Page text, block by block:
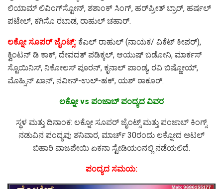
ಲಿಯಾಮ್ ಲಿವಿಂಗ್‌ಸ್ಟೋನ್, ಶಶಾಂಕ್ ಸಿಂಗ್, ಹರ್‌ಪ್ರೀತ್ ಬ್ರಾರ್, ಹರ್ಷಲ್
ಪಟೇಲ್, ಕಗಿಸೊ ರಬಾಡ, ರಾಹುಲ್ ಚಹಾರ್.
ಲಕ್ನೋ ಸೂಪರ್ ಜೈಂಟ್ಸ್: ಕೆಎಲ್ ರಾಹುಲ್ (ನಾಯಕ/ ವಿಕೆಟ್ ಕೀಪರ್),
ಕ್ವಿಂಟನ್ ಡಿ ಕಾಕ್, ದೇವದತ್ ಪಡಿಕ್ಕಲ್, ಆಯುಷ್ ಬಡೋನಿ, ಮಾರ್ಕಸ್
ಸ್ಟೊಯಿನಿಸ್, ನಿಕೋಲಸ್ ಪೂರನ್, ಕೃನಾಲ್ ಪಾಂಡ್ಯ, ರವಿ ಬಿಷ್ಣೋಯ್,
ಮೊಹ್ಸಿನ್ ಖಾನ್, ನವೀನ್-ಉಲ್-ಹಕ್, ಯಶ್ ಠಾಕೂರ್.
ಲಕ್ನೋ vs ಪಂಜಾಬ್ ಪಂದ್ಯದ ವಿವರ
ಸ್ಥಳ ಮತ್ತು ದಿನಾಂಕ: ಲಕ್ನೋ ಸೂಪರ್ ಜೈಂಟ್ಸ್ ಮತ್ತು ಪಂಜಾಬ್ ಕಿಂಗ್ಸ್
ನಡುವಿನ ಪಂದ್ಯವು ಶನಿವಾರ, ಮಾರ್ಚ್ 30ರಂದು ಲಕ್ನೋದ ಅಟಲ್
ಬಿಹಾರಿ ವಾಜಪೇಯಿ ಏಕನಾ ಸ್ಟೇಡಿಯಂನಲ್ಲಿ ನಡೆಯಲಿದೆ.
ಪಂದ್ಯದ ಸಮಯ: